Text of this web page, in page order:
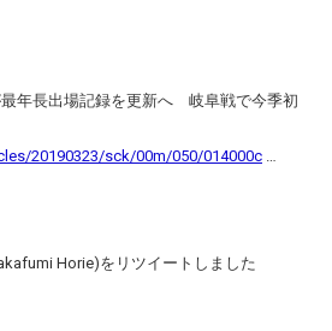
年長出場記録を更新へ 岐阜戦で今季初
20190323/sck/00m/050/014000c
Horie)をリツイートしました